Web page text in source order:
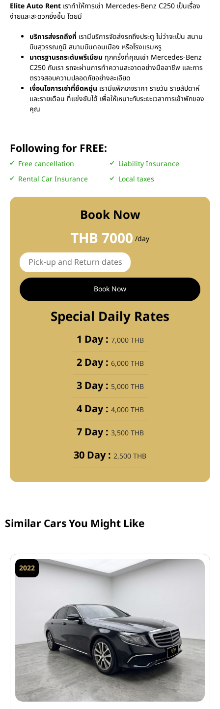
Elite Auto Rent เราทำให้การเช่า Mercedes-Benz C250 เป็นเรื่อง
ง่ายและสะดวกยิ่งขึ้น โดยมี
บริการส่งรถถึงที่ เรามีบริการจัดส่งรถถึงประตู ไม่ว่าจะเป็น สนาม
บินสุวรรณภูมิ สนามบินดอนเมือง หรือโรงแรมหรู
มาตรฐานรถระดับพรีเมียม ทุกครั้งที่คุณเช่า Mercedes-Benz
C250 กับเรา รถจะผ่านการทำความสะอาดอย่างมืออาชีพ และการ
ตรวจสอบความปลอดภัยอย่างละเอียด
เงื่อนไขการเช่าที่ยืดหยุ่น เรามีแพ็กเกจราคา รายวัน รายสัปดาห์
และรายเดือน ที่แข่งขันได้ เพื่อให้เหมาะกับระยะเวลาการเข้าพักของ
คุณ
Following for FREE:
Free cancellation
Liability Insurance
Rental Car Insurance
Local taxes
Book Now
THB 7000 /day
Book Now
Special Daily Rates
1 Day : 7,000 THB
2 Day : 6,000 THB
3 Day : 5,000 THB
4 Day : 4,000 THB
7 Day : 3,500 THB
30 Day : 2,500 THB
Similar Cars You Might Like
2022